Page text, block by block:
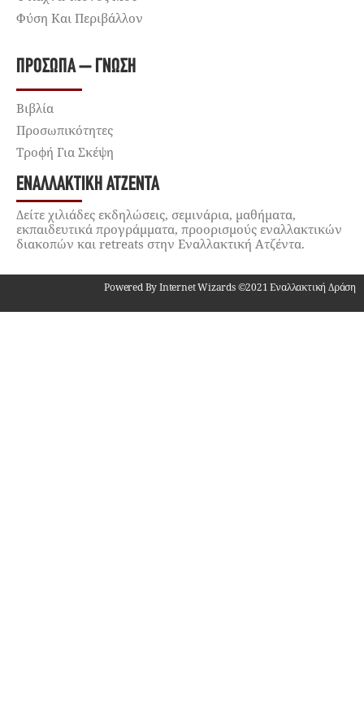
Φύση Και Περιβάλλον
ΠΡΌΣΩΠΑ – ΓΝΏΣΗ
Βιβλία
Προσωπικότητες
Τροφή Για Σκέψη
ΕΝΑΛΛΑΚΤΙΚΉ ΑΤΖΈΝΤΑ
Δείτε χιλιάδες εκδηλώσεις, σεμινάρια, μαθήματα,
εκπαιδευτικά προγράμματα, προορισμούς εναλλακτικών
διακοπών και retreats στην Εναλλακτική Ατζέντα.
Powered By Internet Wizards ©2021 Εναλλακτική Δράση